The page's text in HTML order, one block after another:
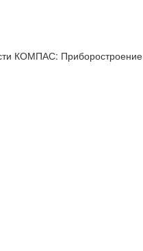
КОМПАС: Приборостроение